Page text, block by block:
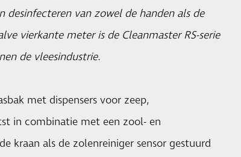
desinfecteren van zowel de handen als de
vierkante meter is de Cleanmaster RS-serie
de vleesindustrie.
met dispensers voor zeep,
in combinatie met een zool- en
kraan als de zolenreiniger sensor gestuurd